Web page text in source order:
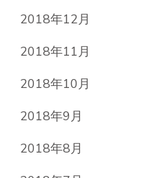
2018年12月
2018年11月
2018年10月
2018年9月
2018年8月